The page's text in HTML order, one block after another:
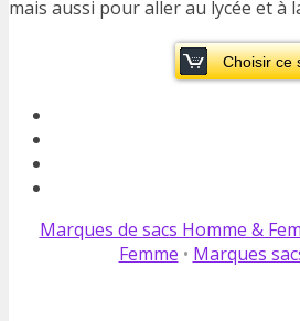
mais aussi pour aller au lycée et à
Choisir ce
Marques de sacs Homme &
Femme • Marques